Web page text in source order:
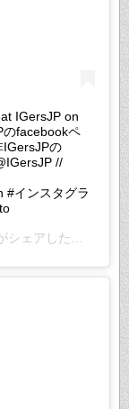
IGersJP on
のfacebookペ
IGersJPの
//
#インスタグラ
アした投稿 –